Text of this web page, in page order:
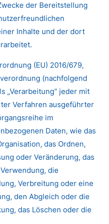
der Bereitstellung
Inhalte und der dort
(EU) 2016/679,
(nachfolgend
„Verarbeitung“ jeder mit
Verfahren ausgeführter
im
Daten, wie das
das Ordnen,
oder Veränderung, das
die
Verbreitung oder eine
den Abgleich oder die
das Löschen oder die